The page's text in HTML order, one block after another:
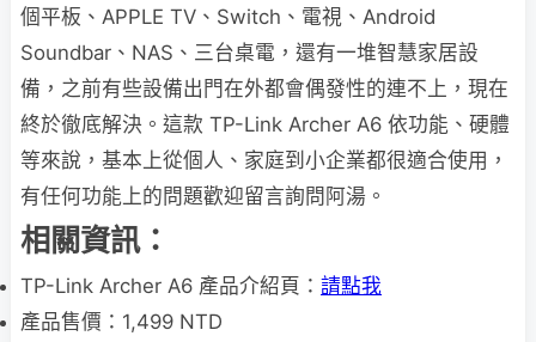
個平板、APPLE TV、Switch、電視、Android
Soundbar、NAS、三台桌電，還有一堆智慧家居設
備，之前有些設備出門在外都會偶發性的連不上，現在
終於徹底解決。 這款 TP-Link Archer A6 依功能、硬體
等來說，基本上從個人、家庭到小企業都很適合使用，
有任何功能上的問題歡迎留言詢問阿湯。
相關資訊：
TP-Link Archer A6 產品介紹頁： 請點我
產品售價：1,499 NTD